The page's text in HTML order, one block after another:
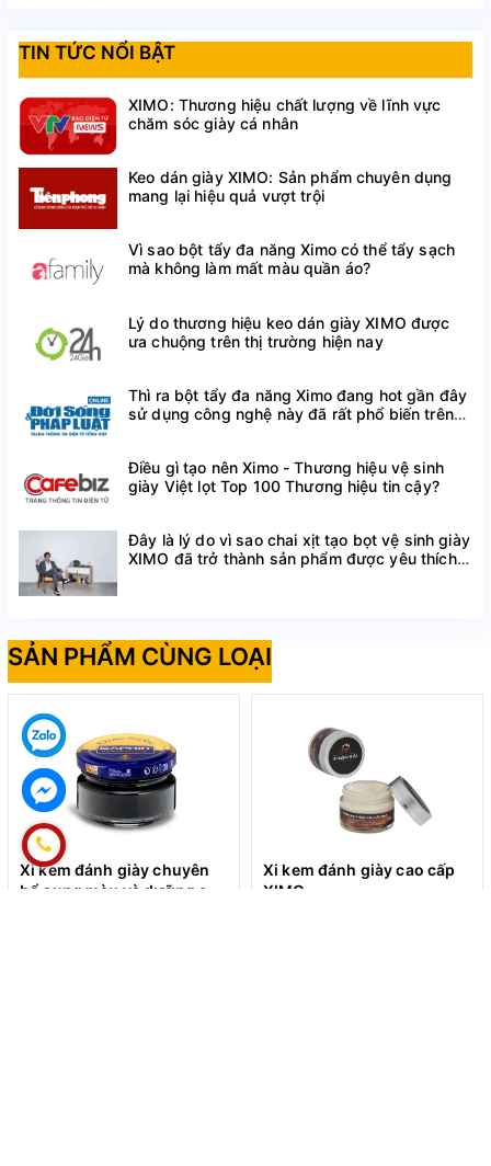
TIN TỨC NỔI BẬT
XIMO: Thương hiệu chất lượng về lĩnh vực
chăm sóc giày cá nhân
Keo dán giày XIMO: Sản phẩm chuyên dụng
mang lại hiệu quả vượt trội
Vì sao bột tẩy đa năng Ximo có thể tẩy sạch
mà không làm mất màu quần áo?
Lý do thương hiệu keo dán giày XIMO được
ưa chuộng trên thị trường hiện nay
Thì ra bột tẩy đa năng Ximo đang hot gần đây
sử dụng công nghệ này đã rất phổ biến trên
Điều gì tạo nên Ximo - Thương hiệu vệ sinh
giày Việt lọt Top 100 Thương hiệu tin cậy?
Đây là lý do vì sao chai xịt tạo bọt vệ sinh giày
XIMO đã trở thành sản phẩm được yêu thích
SẢN PHẨM CÙNG LOẠI
Xi kem đánh giày chuyên
bổ sung màu và dưỡng cho
Xi kem đánh giày cao cấp
XIMO